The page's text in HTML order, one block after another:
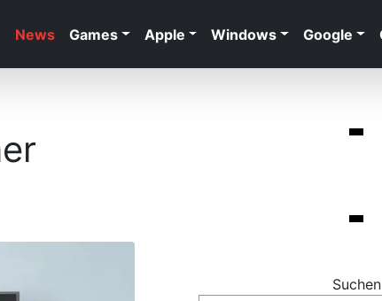
News Games Apple Windows Google
Suchen